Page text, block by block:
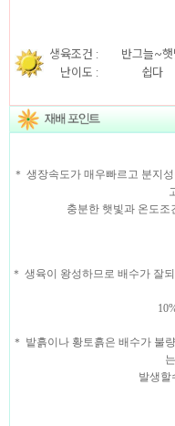
생육조건 :
난이도 :
반그늘~
쉽다
＊ 생장속도가 매우빠르고 분지
충분한 햇빛과 온도조
＊ 생육이 왕성하므로 배수가 잘
＊ 밭흙이나 황토흙은 배수가 불
발생할